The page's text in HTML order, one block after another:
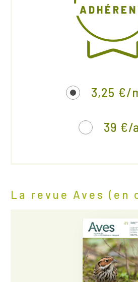
3,25 €/
39 €/
La revue Aves (en